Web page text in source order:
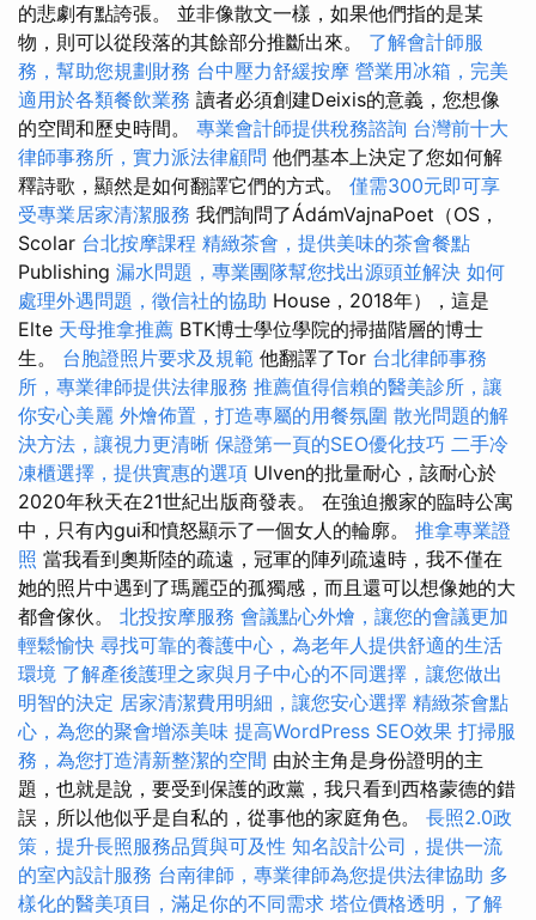
的悲劇有點誇張。 並非像散文一樣，如果他們指的是某
物，則可以從段落的其餘部分推斷出來。 了解會計師服
務，幫助您規劃財務 台中壓力舒緩按摩 營業用冰箱，完美
適用於各類餐飲業務 讀者必須創建Deixis的意義，您想像
的空間和歷史時間。 專業會計師提供稅務諮詢 台灣前十大
律師事務所，實力派法律顧問 他們基本上決定了您如何解
釋詩歌，顯然是如何翻譯它們的方式。 僅需300元即可享
受專業居家清潔服務 我們詢問了ÁdámVajnaPoet（OS，
Scolar 台北按摩課程 精緻茶會，提供美味的茶會餐點
Publishing 漏水問題，專業團隊幫您找出源頭並解決 如何
處理外遇問題，徵信社的協助 House，2018年），這是
Elte 天母推拿推薦 BTK博士學位學院的掃描階層的博士
生。 台胞證照片要求及規範 他翻譯了Tor 台北律師事務
所，專業律師提供法律服務 推薦值得信賴的醫美診所，讓
你安心美麗 外燴佈置，打造專屬的用餐氛圍 散光問題的解
決方法，讓視力更清晰 保證第一頁的SEO優化技巧 二手冷
凍櫃選擇，提供實惠的選項 Ulven的批量耐心，該耐心於
2020年秋天在21世紀出版商發表。 在強迫搬家的臨時公寓
中，只有內gui和憤怒顯示了一個女人的輪廓。 推拿專業證
照 當我看到奧斯陸的疏遠，冠軍的陣列疏遠時，我不僅在
她的照片中遇到了瑪麗亞的孤獨感，而且還可以想像她的大
都會傢伙。 北投按摩服務 會議點心外燴，讓您的會議更加
輕鬆愉快 尋找可靠的養護中心，為老年人提供舒適的生活
環境 了解產後護理之家與月子中心的不同選擇，讓您做出
明智的決定 居家清潔費用明細，讓您安心選擇 精緻茶會點
心，為您的聚會增添美味 提高WordPress SEO效果 打掃服
務，為您打造清新整潔的空間 由於主角是身份證明的主
題，也就是說，要受到保護的政黨，我只看到西格蒙德的錯
誤，所以他似乎是自私的，從事他的家庭角色。 長照2.0政
策，提升長照服務品質與可及性 知名設計公司，提供一流
的室內設計服務 台南律師，專業律師為您提供法律協助 多
樣化的醫美項目，滿足你的不同需求 塔位價格透明，了解